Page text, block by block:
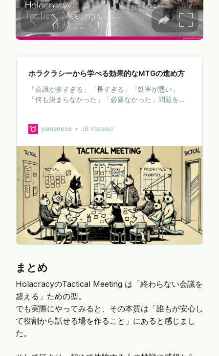
ホラクラシーから学べる効果的なMTGの進め方
「会議が多すぎる」「長すぎる」「効率が悪い」
「何も決まらなかった」「必要なかった」問題をホ
yamaneco JB Vasseur
まとめ
HolacracyのTactical Meeting は「終わらない会議を
超える」ための型。
でも実際にやってみると、その本質は「誰もが安心し
て役割から話せる場を作ること」にあると感じまし
た。